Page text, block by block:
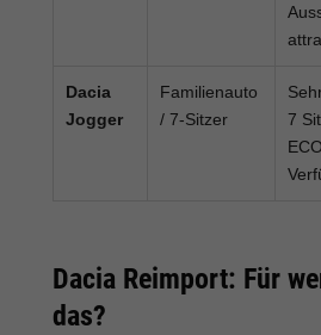
Dacia
Jogger
Familienauto
/ 7-Sitzer
7
Dacia Reimport: Für
das?